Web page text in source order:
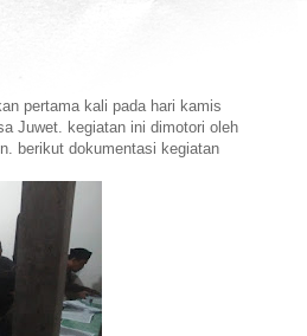
pertama kali pada hari kamis
Juwet. kegiatan ini dimotori oleh
berikut dokumentasi kegiatan